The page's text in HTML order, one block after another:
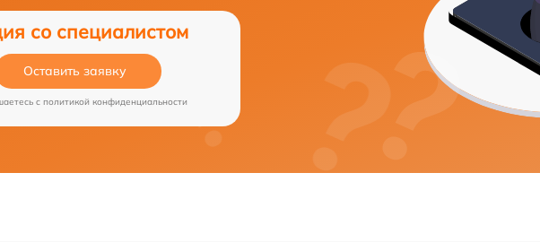
со специалистом
Оставить заявку
c политикой конфиденциальности